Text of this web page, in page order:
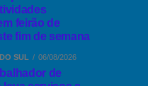
feirão de
fim de semana
SUL 06/08/2026
de